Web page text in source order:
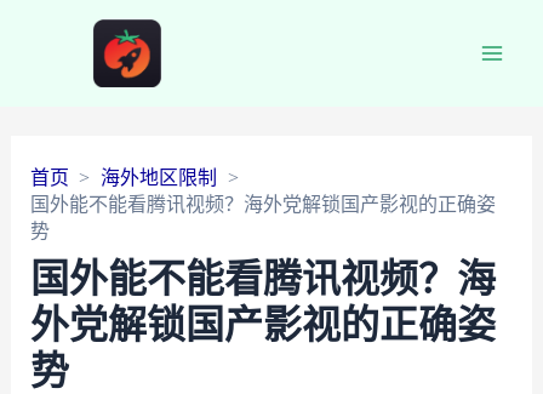
首页
海外地区限制
国外能不能看腾讯视频？海外党解锁国产影视的正确姿
势
国外能不能看腾讯视频？海
外党解锁国产影视的正确姿
势